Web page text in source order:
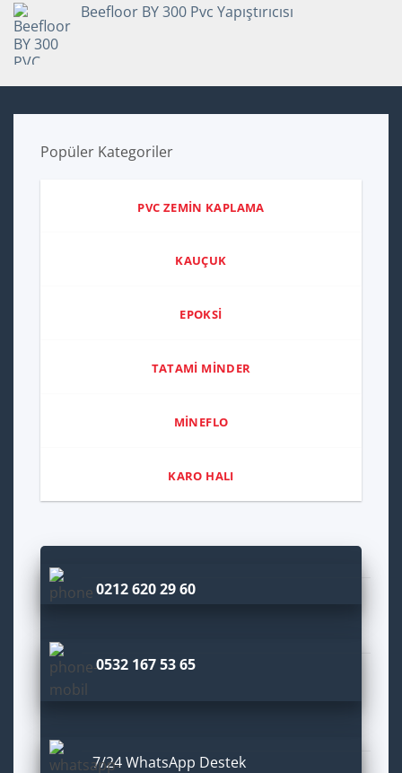
Beefloor BY 300 Pvc Yapıştırıcısı
Popüler Kategoriler
PVC ZEMİN KAPLAMA
KAUÇUK
EPOKSİ
TATAMİ MİNDER
MİNEFLO
KARO HALI
0212 620 29 60
0532 167 53 65
7/24 WhatsApp Destek